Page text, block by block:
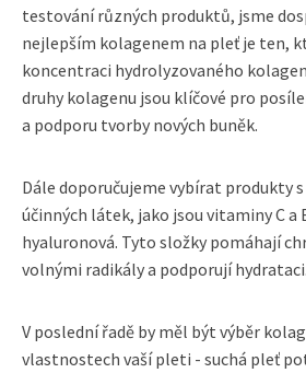
testování různých produktů, jsme
nejlepším kolagenem na pleť je ten,
koncentraci hydrolyzovaného
druhy kolagenu jsou klíčové pro
a podporu tvorby nových buněk.
Dále doporučujeme vybírat produkty
účinných látek, jako jsou vitaminy C a
hyaluronová. Tyto složky pomáhají
volnými radikály a podporují hydrataci.
V poslední řadě by měl být výběr
vlastnostech vaší pleti - suchá pleť